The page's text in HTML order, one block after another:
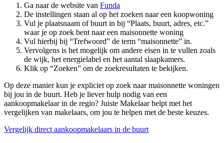
Ga naar de website van Funda
De instellingen staan al op het zoeken naar een koopwoning
Vul je plaatsnaam of buurt in bij “Plaats, buurt, adres, etc.”
waar je op zoek bent naar een maisonnette woning
Vul hierbij bij “Trefwoord” de term “maisonnette” in.
Vervolgens is het mogelijk om andere eisen in te vullen zoals
de wijk, het energielabel en het aantal slaapkamers.
Klik op “Zoeken” om de zoekresultaten te bekijken.
Op deze manier kun je expliciet op zoek naar maisonnette woningen
bij jou in de buurt. Heb je liever hulp nodig van een
aankoopmakelaar in de regio? Juiste Makelaar helpt met het
vergelijken van makelaars, om jou te helpen met de beste keuzes.
Vergelijk direct aankoopmakelaars in de buurt